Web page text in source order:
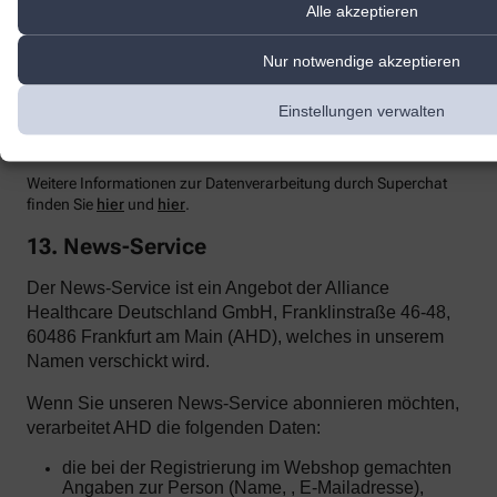
Alle akzeptieren
Nur notwendige akzeptieren
Einstellungen verwalten
Zur Optimierungunserer Kundenkommunikation und zur
Bereitstellung der Kontaktmöglichkeiten nutzen wir den Dienst
Superchat der SuperX GmbH, Prenzlauer Allee 242, 10405 Berlin.
Superchat agiert als Auftragsverarbeiter gemäß Art. 28 DSGVO.
Mit dem Anbieter wurde ein entsprechender Vertrag zur
Weitere Informationen zur Datenverarbeitung durch Superchat
finden Sie hier und hier
13. News-Service
Der News-Service ist ein Angebot der Alliance
Healthcare Deutschland GmbH, Franklinstraße 46-48,
60486 Frankfurt am Main (AHD), welches in unserem
Namen verschickt wird.
Wenn Sie unseren News-Service abonnieren möchten,
verarbeitet AHD die folgenden Daten:
die bei der Registrierung im Webshop gemachten
Angaben zur Person (Name, , E-Mailadresse),